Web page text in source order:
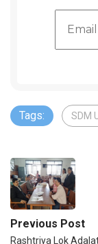
Tags: SDM
Previous Post
Rashtriya Lok